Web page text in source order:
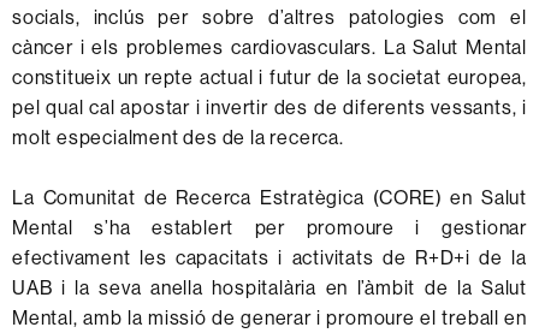
socials, inclús per sobre d’altres patologies com el
càncer i els problemes cardiovasculars. La Salut Mental
constitueix un repte actual i futur de la societat europea,
pel qual cal apostar i invertir des de diferents vessants, i
molt especialment des de la recerca.
La Comunitat de Recerca Estratègica (CORE) en Salut
Mental s’ha establert per promoure i gestionar
efectivament les capacitats i activitats de R+D+i de la
UAB i la seva anella hospitalària en l’àmbit de la Salut
Mental, amb la missió de generar i promoure el treball en